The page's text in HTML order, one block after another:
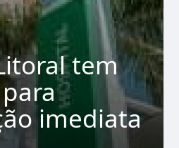
tem
imediata